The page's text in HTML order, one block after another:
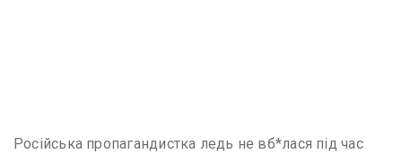
Російська пропагандистка ледь не вб*лася під час